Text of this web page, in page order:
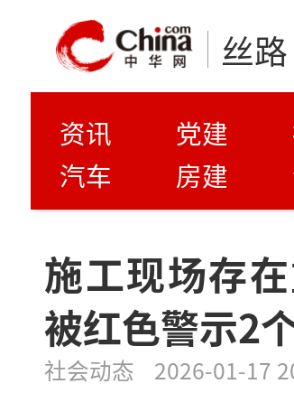
丝路
资讯 党建
汽车
房建
施工现场存
被红色警示2
社会动态 2026-01-17